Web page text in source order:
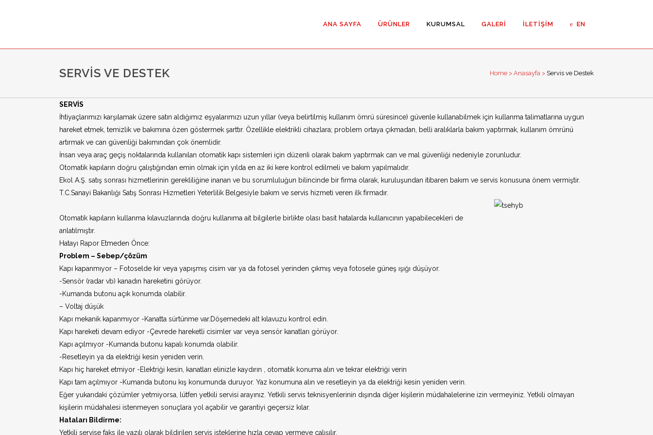
ANA SAYFA ÜRÜNLER
Hermetik Menteşeli Kapılar
Yana Kayar Temiz Oda Kapıları
Teleskopik Kayar Kapılar
Dairesel Kayar Kapılar
KURUMSAL GALERI İLETIŞIM EN
SERVIS VE DESTEK Home > Anasayfa > Servis ve Destek
SERVİS
İhtiyaçlarımızı karşılamak üzere satın aldığımız eşyalarımızı uzun yıllar (veya belirtilmiş kullanım ömrü süresince) güvenle kullanabilmek için kullanma talimatlarına uygun
hareket etmek, temizlik ve bakımına özen göstermek şarttır. Özellikle elektrikli cihazlara; problem ortaya çıkmadan, belli aralıklarla bakım yaptırmak, kullanım ömrünü
artırmak ve can güvenliği bakımından çok önemlidir.
İnsan veya araç geçiş noktalarında kullanılan otomatik kapı sistemIeri için düzenIi olarak bakım yaptırmak can ve mal güvenliği nedeniyle zorunludur.
Otomatik kapıların doğru çalıştığından emin olmak için yılda en az iki kere kontrol edilmeli ve bakım yapılmalıdır.
Ekol A.Ş. satış sonrası hizmetlerinin gerekliliğine inanan ve bu sorumluluğun bilincinde bir firma olarak, kuruluşundan itibaren bakım ve servis konusuna önem vermiştir.
T.C.Sanayi Bakanlığı Satış Sonrası Hizmetleri Yeterlilik Belgesiyle bakım ve servis hizmeti veren ilk firmadır.
Otomatik kapıların kullanma kılavuzlarında doğru kullanıma ait bilgilerle birlikte olası basit hatalarda kullanıcının yapabilecekleri de
anlatılmıştır.
Hatayı Rapor Etmeden Önce:
Problem – Sebep/çözüm
Kapı kapanmıyor – Fotoselde kir veya yapışmış cisim var ya da fotosel yerinden çıkmış veya fotosele güneş ışığı düşüyor.
-Sensör (radar vb) kanadın hareketini görüyor.
-Kumanda butonu açık konumda olabilir.
– Voltaj düşük
Kapı mekanik kapanmıyor -Kanatta sürtünme var.Döşemedeki alt kılavuzu kontrol edin.
Kapı hareketi devam ediyor -Çevrede hareketli cisimler var veya sensör kanatları görüyor.
Kapı açılmıyor -Kumanda butonu kapalı konumda olabilir.
-Resetleyin ya da elektriği kesin yeniden verin.
Kapı hiç hareket etmiyor -Elektriği kesin, kanatları elinizle kaydırın , otomatik konuma alın ve tekrar elektriği verin
Kapı tam açılmıyor -Kumanda butonu kış konumunda duruyor. Yaz konumuna alın ve resetleyin ya da elektriği kesin yeniden verin.
Eğer yukarıdaki çözümler yetmiyorsa, lütfen yetkili servisi arayınız. Yetkili servis teknisyenlerinin dışında diğer kişilerin müdahalelerine izin vermeyiniz. Yetkili olmayan
kişilerin müdahalesi istenmeyen sonuçlara yol açabilir ve garantiyi geçersiz kılar.
Hataları Bildirme:
Yetkili servise faks ile yazılı olarak bildirilen servis isteklerine hızla cevap vermeye çalışılır.